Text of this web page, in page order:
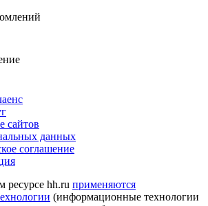
сайтов
данных
соглашение
hh.ru применяются
(информационные технологии